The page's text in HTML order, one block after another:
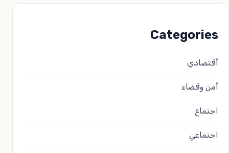
Categories
أقتصادي
أمن وقضاء
اجتماع
اجتماعي